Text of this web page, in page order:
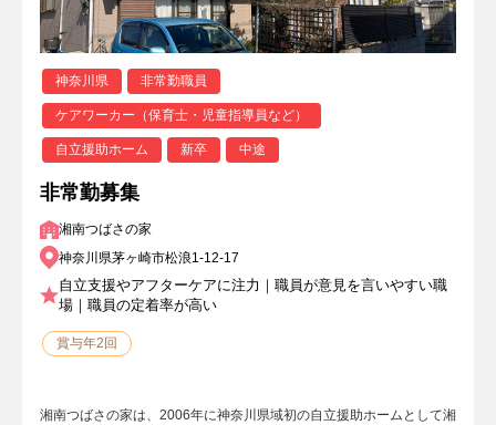
神奈川県 非常勤職員
ケアワーカー（保育士・児童指導員など）
自立援助ホーム 新卒 中途
非常勤募集
湘南つばさの家
神奈川県茅ヶ崎市松浪1-12-17
自立支援やアフターケアに注力｜職員が意見を言いやすい職
場｜職員の定着率が高い
賞与年2回
湘南つばさの家は、2006年に神奈川県域初の自立援助ホームとして湘